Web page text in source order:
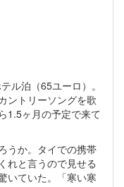
ル泊（65ユーロ）。
ントリーソングを歌
1.5ヶ月の予定で来て
うか。タイでの携帯
れと言うので見せる
いていた。「寒い寒